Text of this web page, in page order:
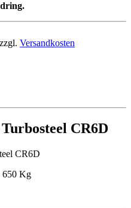
Versandkosten
CR6D
CR6D
650 Kg